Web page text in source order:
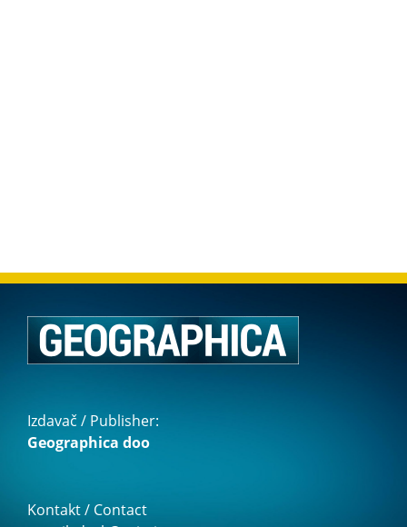
Izdavač / Publisher:
Geographica doo
Kontakt / Contact